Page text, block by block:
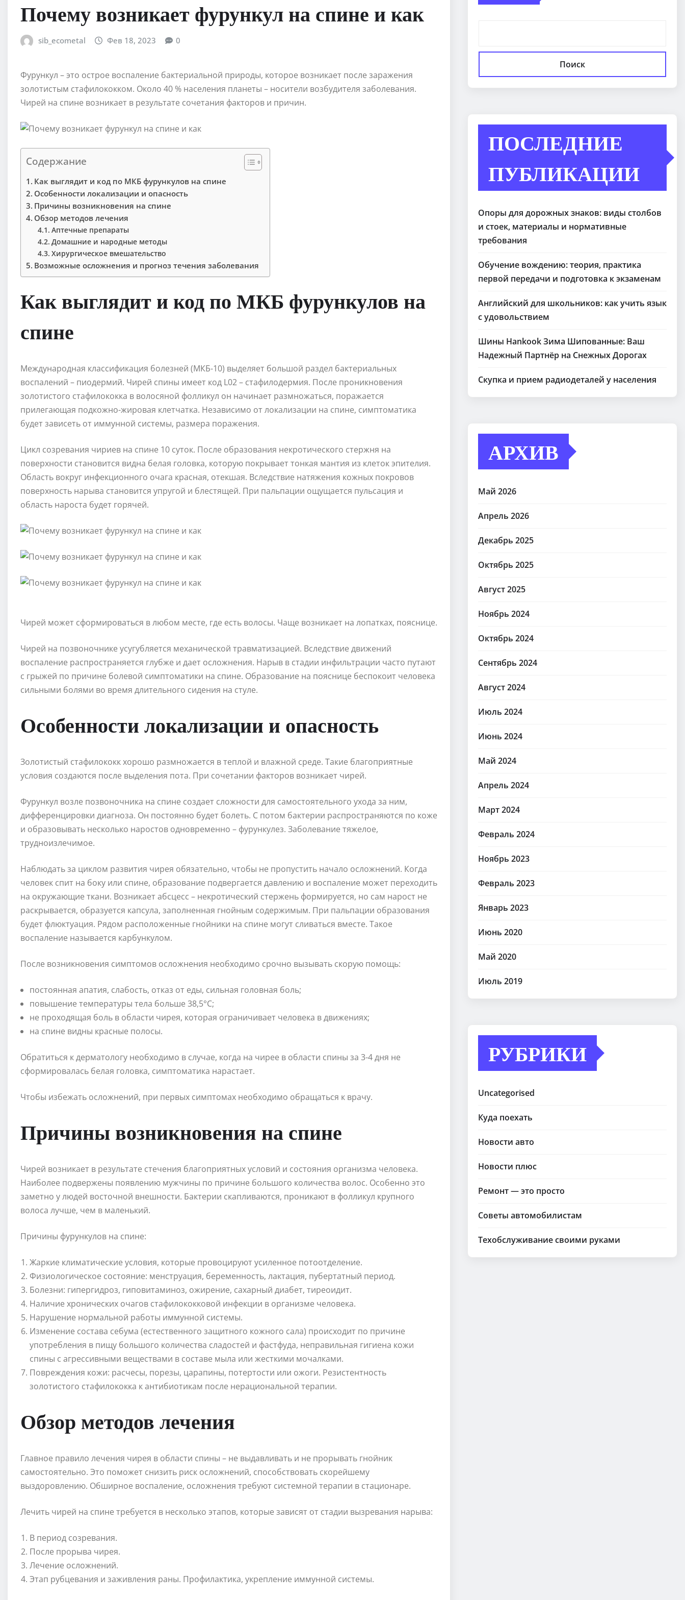
Почему возникает фурункул на спине и как
sib_ecometal Фев 18, 2023 0
Фурункул – это острое воспаление бактериальной природы, которое возникает после заражения
золотистым стафилококком. Около 40 % населения планеты – носители возбудителя заболевания.
Чирей на спине возникает в результате сочетания факторов и причин.
Содержание
Как выглядит и код по МКБ фурункулов на спине
Особенности локализации и опасность
Причины возникновения на спине
Обзор методов лечения
Аптечные препараты
Домашние и народные методы
Хирургическое вмешательство
Возможные осложнения и прогноз течения заболевания
Как выглядит и код по МКБ фурункулов на
спине
Международная классификация болезней (МКБ-10) выделяет большой раздел бактериальных
воспалений – пиодермий. Чирей спины имеет код L02 – стафилодермия. После проникновения
золотистого стафилококка в волосяной фолликул он начинает размножаться, поражается
прилегающая подкожно-жировая клетчатка. Независимо от локализации на спине, симптоматика
будет зависеть от иммунной системы, размера поражения.
Цикл созревания чириев на спине 10 суток. После образования некротического стержня на
поверхности становится видна белая головка, которую покрывает тонкая мантия из клеток эпителия.
Область вокруг инфекционного очага красная, отекшая. Вследствие натяжения кожных покровов
поверхность нарыва становится упругой и блестящей. При пальпации ощущается пульсация и
область нароста будет горячей.
Чирей может сформироваться в любом месте, где есть волосы. Чаще возникает на лопатках, пояснице.
Чирей на позвоночнике усугубляется механической травматизацией. Вследствие движений
воспаление распространяется глубже и дает осложнения. Нарыв в стадии инфильтрации часто путают
с грыжей по причине болевой симптоматики на спине. Образование на пояснице беспокоит человека
сильными болями во время длительного сидения на стуле.
Особенности локализации и опасность
Золотистый стафилококк хорошо размножается в теплой и влажной среде. Такие благоприятные
условия создаются после выделения пота. При сочетании факторов возникает чирей.
Фурункул возле позвоночника на спине создает сложности для самостоятельного ухода за ним,
дифференцировки диагноза. Он постоянно будет болеть. С потом бактерии распространяются по коже
и образовывать несколько наростов одновременно – фурункулез. Заболевание тяжелое,
трудноизлечимое.
Наблюдать за циклом развития чирея обязательно, чтобы не пропустить начало осложнений. Когда
человек спит на боку или спине, образование подвергается давлению и воспаление может переходить
на окружающие ткани. Возникает абсцесс – некротический стержень формируется, но сам нарост не
раскрывается, образуется капсула, заполненная гнойным содержимым. При пальпации образования
будет флюктуация. Рядом расположенные гнойники на спине могут сливаться вместе. Такое
воспаление называется карбункулом.
После возникновения симптомов осложнения необходимо срочно вызывать скорую помощь:
постоянная апатия, слабость, отказ от еды, сильная головная боль;
повышение температуры тела больше 38,5°С;
не проходящая боль в области чирея, которая ограничивает человека в движениях;
на спине видны красные полосы.
Обратиться к дерматологу необходимо в случае, когда на чирее в области спины за 3-4 дня не
сформировалась белая головка, симптоматика нарастает.
Чтобы избежать осложнений, при первых симптомах необходимо обращаться к врачу.
Причины возникновения на спине
Чирей возникает в результате стечения благоприятных условий и состояния организма человека.
Наиболее подвержены появлению мужчины по причине большого количества волос. Особенно это
заметно у людей восточной внешности. Бактерии скапливаются, проникают в фолликул крупного
волоса лучше, чем в маленький.
Причины фурункулов на спине:
Жаркие климатические условия, которые провоцируют усиленное потоотделение.
Физиологическое состояние: менструация, беременность, лактация, пубертатный период.
Болезни: гипергидроз, гиповитаминоз, ожирение, сахарный диабет, тиреоидит.
Наличие хронических очагов стафилококковой инфекции в организме человека.
Нарушение нормальной работы иммунной системы.
Изменение состава себума (естественного защитного кожного сала) происходит по причине
употребления в пищу большого количества сладостей и фастфуда, неправильная гигиена кожи
спины с агрессивными веществами в составе мыла или жесткими мочалками.
Повреждения кожи: расчесы, порезы, царапины, потертости или ожоги. Резистентность
золотистого стафилококка к антибиотикам после нерациональной терапии.
Обзор методов лечения
Главное правило лечения чирея в области спины – не выдавливать и не прорывать гнойник
самостоятельно. Это поможет снизить риск осложнений, способствовать скорейшему
выздоровлению. Обширное воспаление, осложнения требуют системной терапии в стационаре.
Лечить чирей на спине требуется в несколько этапов, которые зависят от стадии вызревания нарыва:
В период созревания.
После прорыва чирея.
Лечение осложнений.
Этап рубцевания и заживления раны. Профилактика, укрепление иммунной системы.
Поиск
ПОСЛЕДНИЕ
ПУБЛИКАЦИИ
Опоры для дорожных знаков: виды столбов
и стоек, материалы и нормативные
требования
Обучение вождению: теория, практика
первой передачи и подготовка к экзаменам
Английский для школьников: как учить язык
с удовольствием
Шины Hankook Зима Шипованные: Ваш
Надежный Партнёр на Снежных Дорогах
Скупка и прием радиодеталей у населения
АРХИВ
Май 2026
Апрель 2026
Декабрь 2025
Октябрь 2025
Август 2025
Ноябрь 2024
Октябрь 2024
Сентябрь 2024
Август 2024
Июль 2024
Июнь 2024
Май 2024
Апрель 2024
Март 2024
Февраль 2024
Ноябрь 2023
Февраль 2023
Январь 2023
Июнь 2020
Май 2020
Июль 2019
РУБРИКИ
Uncategorised
Куда поехать
Новости авто
Новости плюс
Ремонт — это просто
Советы автомобилистам
Техобслуживание своими руками